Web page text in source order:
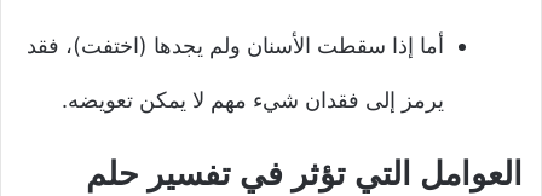
أما إذا سقطت الأسنان ولم يجدها (اختفت)، فقد
يرمز إلى فقدان شيء مهم لا يمكن تعويضه.
العوامل التي تؤثر في تفسير حلم